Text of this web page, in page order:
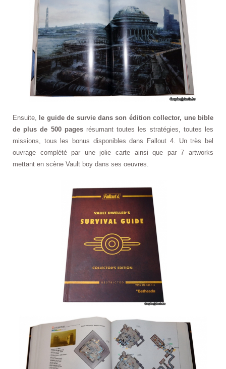
Ensuite, le guide de survie dans son édition collector, une bible
de plus de 500 pagesrésumant toutes les stratégies, toutes les
missions, tous les bonus disponibles dans Fallout 4. Un très bel
ouvrage complété par une jolie carte ainsi que par 7 artworks
mettant en scène Vault boy dans ses oeuvres.